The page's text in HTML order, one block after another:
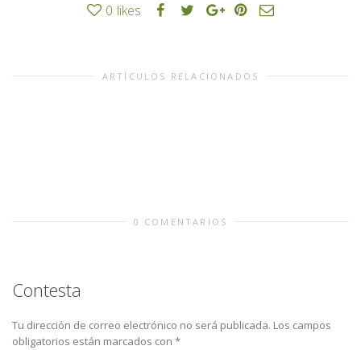
0 likes
ARTÍCULOS RELACIONADOS
0 COMENTARIOS
Contesta
Tu dirección de correo electrónico no será publicada. Los campos
obligatorios están marcados con *